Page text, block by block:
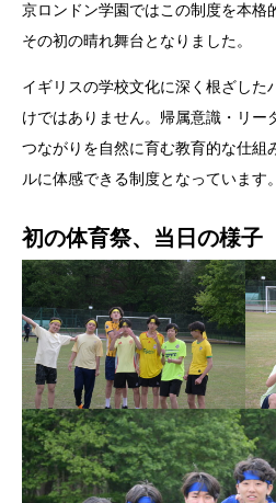
京ロンドン学園ではこの制度を本格
その初の晴れ舞台となりました。
イギリスの学校文化に深く根ざした
けではありません。帰属意識・リー
つながりを自然に育む教育的な仕組
ルに体感できる制度となっています。
初の体育祭、当日の様子